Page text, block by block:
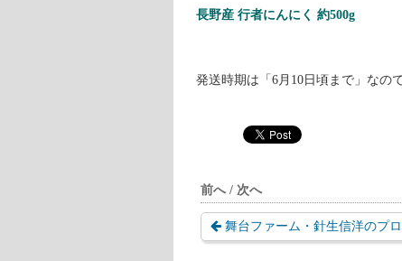
栽培に時間がかかり、収穫に8年